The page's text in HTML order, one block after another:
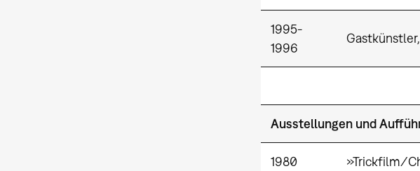
1995-
1996
Ausstellungen und
1980 »Trickfilm/